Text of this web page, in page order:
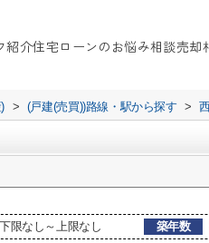
紹介住宅ローンのお悩み相談売却
> (戸建(売買))路線・駅から探す >
下限なし～上限なし 築年数